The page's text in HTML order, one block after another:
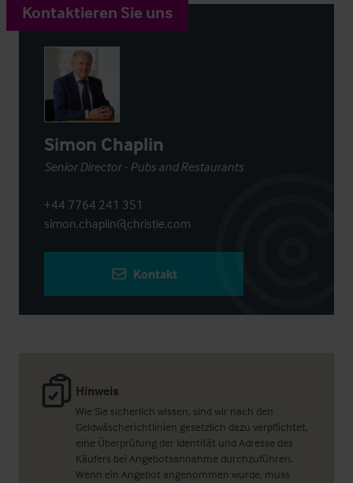
Hinweis
Wie Sie sicherlich wissen, sind wir nach den
Geldwäscherichtlinien gesetzlich dazu verpflichtet,
eine Überprüfung der Identität und Adresse des
Käufers bei Angebotsannahme durchzuführen.
Wenn ein Angebot angenommen wurde, muss
Kontaktieren Sie uns
Simon Chaplin
Senior Director - Pubs and Restaurants
+44 7764 241 351
simon.chaplin@christie.com
Kontakt